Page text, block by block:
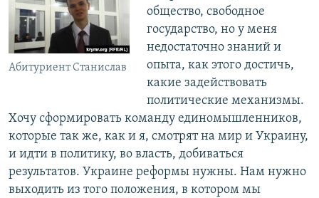
Абитуриент Станислав
общество, свободное
государство, но у меня
недостаточно знаний и
опыта, как этого достичь,
какие задействовать
политические механизмы.
Хочу сформировать команду единомышленников,
которые так же, как и я, смотрят на мир и Украину,
и идти в политику, во власть, добиваться
результатов. Украине реформы нужны. Нам нужно
выходить из того положения, в котором мы